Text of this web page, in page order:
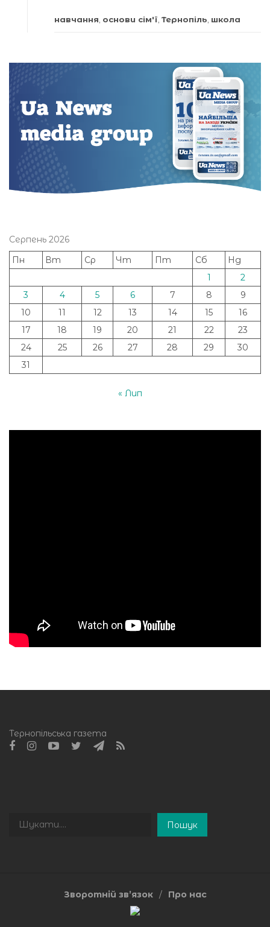
навчання, основи сім'ї, Тернопіль, школа
Серпень 2026
Пн
Вт Ср Чт Пт Сб
Нд
1
2
3
4 5 6 7 8
9
10
11 12 13 14 15
16
17
18 19 20 21 22
23
24
25 26 27 28 29
30
31
« Лип
Тернопільська газета
Пошук
Пошук
Зворотній зв’язок Про нас